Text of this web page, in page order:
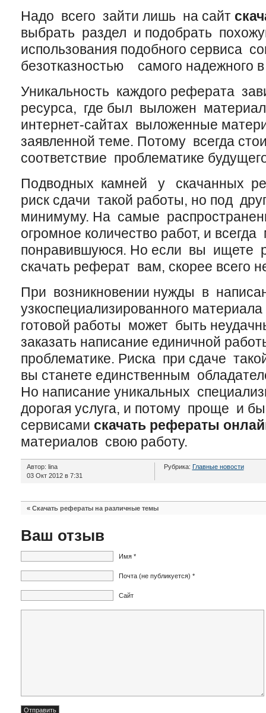
Надо всего зайти лишь на сайт
выбрать раздел и подобрать
использования подобного сервиса
безотказностью самого надежного
Уникальность каждого реферата
ресурса, где был выложен
интернет-сайтах выложенные
заявленной теме. Потому всегда
соответствие проблематике
Подводных камней у скачанных
риск сдачи такой работы, но под
минимуму. На самые
огромное количество работ, и
понравившуюся. Но если вы ищете
скачать реферат вам, скорее всего
При возникновении нужды в
узкоспециализированного
готовой работы может быть
заказать написание единичной
проблематике. Риска при сдаче
вы станете единственным
Но написание уникальных
дорогая услуга, и потому проще и
сервисами скачать рефераты
материалов свою работу.
Автор: lina
03 Окт 2012 в 7:31
Рубрика: Главные новости
« Скачать рефераты на различные темы
Ваш отзыв
Имя *
Почта (не публикуется) *
Сайт